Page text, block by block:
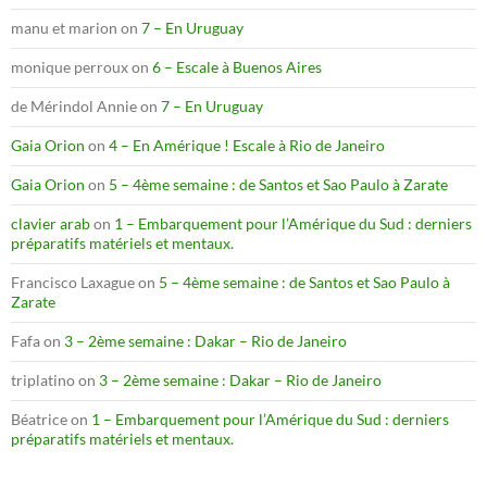
manu et marion on 7 – En Uruguay
monique perrouxon 6 – Escale à Buenos Aires
de Mérindol Annieon 7 – En Uruguay
Gaia Orion on 4 – En Amérique ! Escale à Rio de Janeiro
Gaia Orion on 5 – 4ème semaine : de Santos et Sao Paulo à Zarate
clavier arabon 1 – Embarquement pour l’Amérique du Sud : derniers
préparatifs matériels et mentaux.
Francisco Laxagueon 5 – 4ème semaine : de Santos et Sao Paulo à
Zarate
Fafaon 3 – 2ème semaine : Dakar – Rio de Janeiro
triplatinoon 3 – 2ème semaine : Dakar – Rio de Janeiro
Béatriceon 1 – Embarquement pour l’Amérique du Sud : derniers
préparatifs matériels et mentaux.